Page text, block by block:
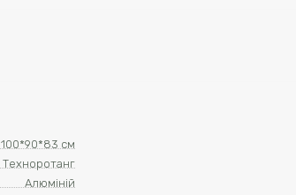
100*90*83 см
Техноротанг
Алюміній